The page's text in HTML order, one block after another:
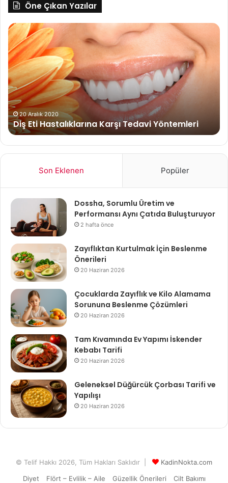
Öne Çıkan Yazılar
Diş
Eti
Hastalıklarına
Karşı
Tedavi
Yöntemleri
20 Aralık 2020
Diş Eti Hastalıklarına Karşı Tedavi Yöntemleri
Son Eklenen Popüler
Dossha, Sorumlu Üretim ve
Performansı Aynı Çatıda Buluşturuyor
2 hafta önce
Zayıflıktan Kurtulmak İçin Beslenme
Önerileri
20 Haziran 2026
Çocuklarda Zayıflık ve Kilo Alamama
Sorununa Beslenme Çözümleri
20 Haziran 2026
Tam Kıvamında Ev Yapımı İskender
Kebabı Tarifi
20 Haziran 2026
Geleneksel Düğürcük Çorbası Tarifi ve
Yapılışı
20 Haziran 2026
© Telif Hakkı 2026, Tüm Hakları Saklıdır |
KadinNokta.com
Diyet
Flört – Evlilik – Aile Güzellik Önerileri Cilt Bakımı